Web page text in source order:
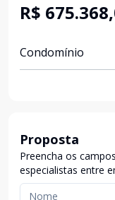
R$
Condomínio
Proposta
Preencha os
especialistas entre